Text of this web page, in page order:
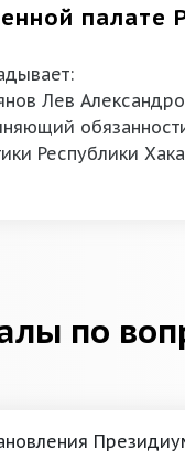
палате
Лев
Республики
по